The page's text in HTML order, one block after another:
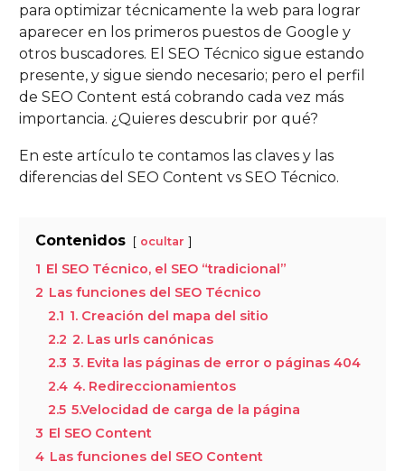
para optimizar técnicamente la web para lograr
aparecer en los primeros puestos de Google y
otros buscadores. El SEO Técnico sigue estando
presente, y sigue siendo necesario; pero el perfil
de SEO Content está cobrando cada vez más
importancia. ¿Quieres descubrir por qué?
En este artículo te contamos las claves y las
diferencias del SEO Content vs SEO Técnico.
Contenidos ocultar
1 El SEO Técnico, el SEO “tradicional”
2 Las funciones del SEO Técnico
2.1 1. Creación del mapa del sitio
2.2 2. Las urls canónicas
2.3 3. Evita las páginas de error o páginas 404
2.4 4. Redireccionamientos
2.5 5.Velocidad de carga de la página
3 El SEO Content
4 Las funciones del SEO Content